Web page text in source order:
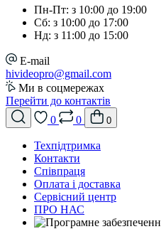
Пн-Пт: з 10:00 до 19:00
Сб: з 10:00 до 17:00
Нд: з 11:00 до 15:00
E-mail
hivideopro@gmail.com
Ми в соцмережах
Перейти до контактів
0
0 0
Техпідтримка
Контакти
Співпраця
Оплата і доставка
Сервісний центр
ПРО НАС